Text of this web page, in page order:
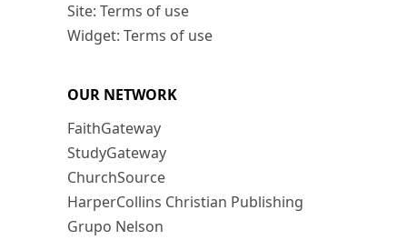
Site: Terms of use
Widget: Terms of use
OUR NETWORK
FaithGateway
StudyGateway
ChurchSource
HarperCollins Christian Publishing
Grupo Nelson